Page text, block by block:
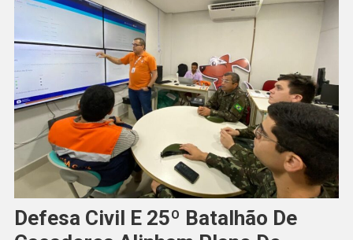
Defesa Civil E 25º Batalhão De